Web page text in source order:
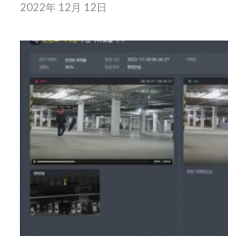
2022年 12月 12日